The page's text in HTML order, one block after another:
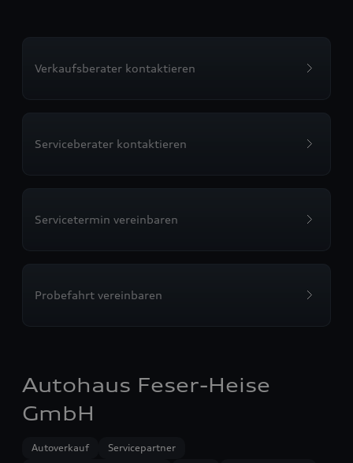
Verkaufsberater kontaktieren
Serviceberater kontaktieren
Servicetermin vereinbaren
Probefahrt vereinbaren
Autohaus Feser-Heise
GmbH
Autoverkauf
Servicepartner